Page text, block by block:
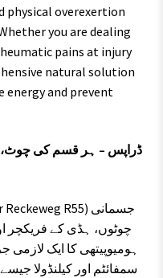
physical overexertion
you are dealing
pains at injury
natural solution
energy and prevent
چوٹوں، ہڈی کے فریکچر
ہومیوپیتھی کا ایک لازمی
سمفائٹم اور کیلنڈولا